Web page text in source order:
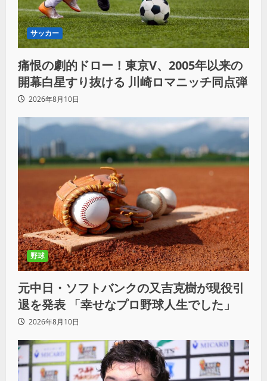
サッカー
痛恨の劇的ドロー！東京V、2005年以来の
開幕白星すり抜ける 川崎ロマニッチ同点弾
2026年8月10日
野球
元中日・ソフトバンクの又吉克樹が現役引
退を発表 「幸せなプロ野球人生でした」
2026年8月10日